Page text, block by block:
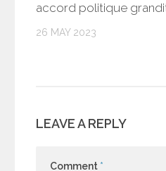
accord politique
26 MAY 2023
LEAVE A REPLY
Comment *